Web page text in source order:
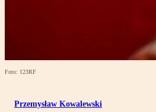
Foto: 123RF
Przemysław Kowalewski